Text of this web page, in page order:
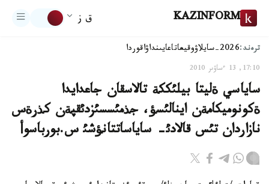
KAZINFORM ق ز
ترەند:2026-سايلاۋ وقيعاتاعايىنداۋاقوردا
17:10, 13 ءساۋىر 2010
ساياسي ةليتا بيلئككة تالاسقان جاعدايدا
ةكونوميكامةن اينالئسؤ، جذمئسسئزدئقپةن كذرةس
نازاردان تئس قالادئ- ساياساتتانؤشئ س.بورباسوأ